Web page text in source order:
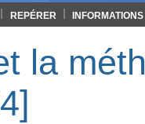
REPÉRER INFORMATIONS
la